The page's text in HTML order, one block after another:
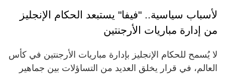
لأسباب سياسية.. "فيفا" يستبعد الحكام الإنجليز
من إدارة مباريات الأرجنتين
لا يُسمح للحكام الإنجليز بإدارة مباريات الأرجنتين في كأس
العالم، في قرار يخلق العديد من التساؤلات بين جماهير